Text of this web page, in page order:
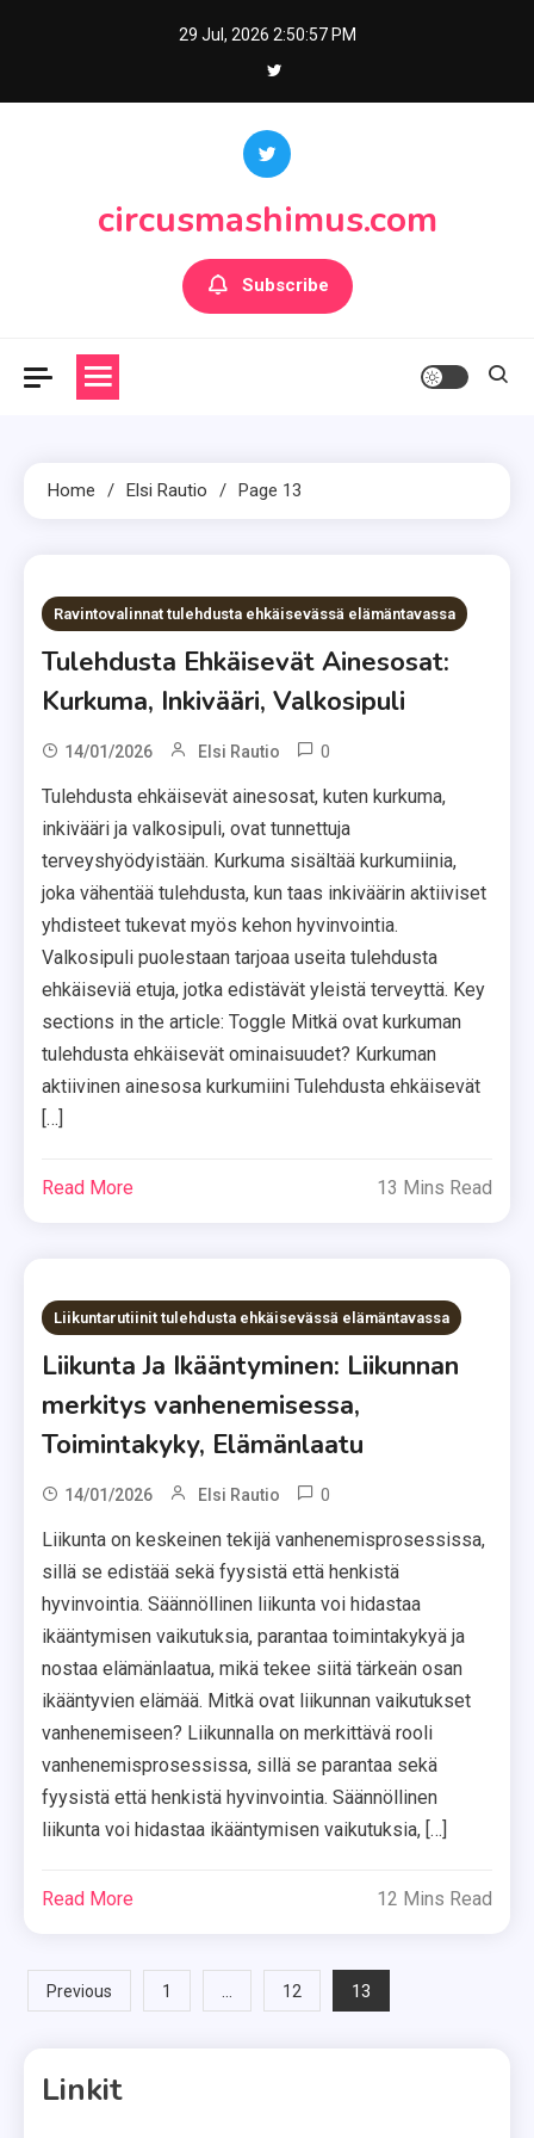
29 Jul, 2026 2:50:57 PM
circusmashimus.com
Subscribe
Home Elsi Rautio Page 13
Ravintovalinnat tulehdusta ehkäisevässä elämäntavassa
Tulehdusta Ehkäisevät Ainesosat:
Kurkuma, Inkivääri, Valkosipuli
14/01/2026 Elsi Rautio 0
Tulehdusta ehkäisevät ainesosat, kuten kurkuma,
inkivääri ja valkosipuli, ovat tunnettuja
terveyshyödyistään. Kurkuma sisältää kurkumiinia,
joka vähentää tulehdusta, kun taas inkiväärin aktiiviset
yhdisteet tukevat myös kehon hyvinvointia.
Valkosipuli puolestaan tarjoaa useita tulehdusta
ehkäiseviä etuja, jotka edistävät yleistä terveyttä. Key
sections in the article: Toggle Mitkä ovat kurkuman
tulehdusta ehkäisevät ominaisuudet? Kurkuman
aktiivinen ainesosa kurkumiini Tulehdusta ehkäisevät
[…]
Read More 13 Mins Read
Liikuntarutiinit tulehdusta ehkäisevässä elämäntavassa
Liikunta Ja Ikääntyminen: Liikunnan
merkitys vanhenemisessa,
Toimintakyky, Elämänlaatu
14/01/2026 Elsi Rautio 0
Liikunta on keskeinen tekijä vanhenemisprosessissa,
sillä se edistää sekä fyysistä että henkistä
hyvinvointia. Säännöllinen liikunta voi hidastaa
ikääntymisen vaikutuksia, parantaa toimintakykyä ja
nostaa elämänlaatua, mikä tekee siitä tärkeän osan
ikääntyvien elämää. Mitkä ovat liikunnan vaikutukset
vanhenemiseen? Liikunnalla on merkittävä rooli
vanhenemisprosessissa, sillä se parantaa sekä
fyysistä että henkistä hyvinvointia. Säännöllinen
liikunta voi hidastaa ikääntymisen vaikutuksia, […]
Read More 12 Mins Read
Posts
Previous 1 … 12 13
Linkit